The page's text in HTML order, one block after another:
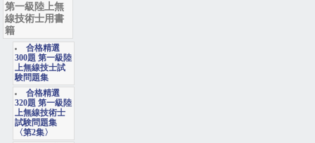
第一級陸上無
線技術士用書
籍
合格精選
300題 第一級陸
上無線技士試
験問題集
合格精選
320題 第一級陸
上無線技術士
試験問題集
〈第2集〉